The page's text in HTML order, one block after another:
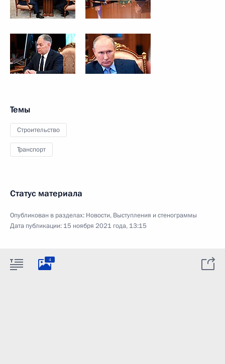
Темы
Строительство
Транспорт
Статус материала
Опубликован в разделах: Новости, Выступления и стенограммы
Дата публикации: 15 ноября 2021 года, 13:15
4